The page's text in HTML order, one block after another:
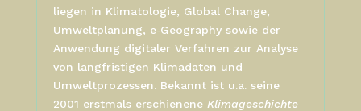
liegen in Klimatologie, Global Change,
Umweltplanung, e‑Geography sowie der
Anwendung digitaler Verfahren zur Analyse
von langfristigen Klimadaten und
Umweltprozessen. Bekannt ist u.a. seine
2001 erstmals erschienene Klimageschichte